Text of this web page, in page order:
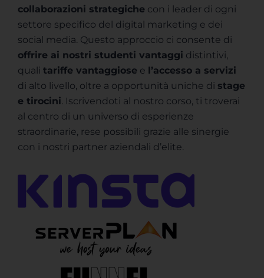
collaborazioni strategiche con i leader di ogni
settore specifico del digital marketing e dei
social media. Questo approccio ci consente di
offrire ai nostri studenti vantaggi distintivi,
quali tariffe vantaggiose e l’accesso a servizi
di alto livello, oltre a opportunità uniche di stage
e tirocini. Iscrivendoti al nostro corso, ti troverai
al centro di un universo di esperienze
straordinarie, rese possibili grazie alle sinergie
con i nostri partner aziendali d’elite.